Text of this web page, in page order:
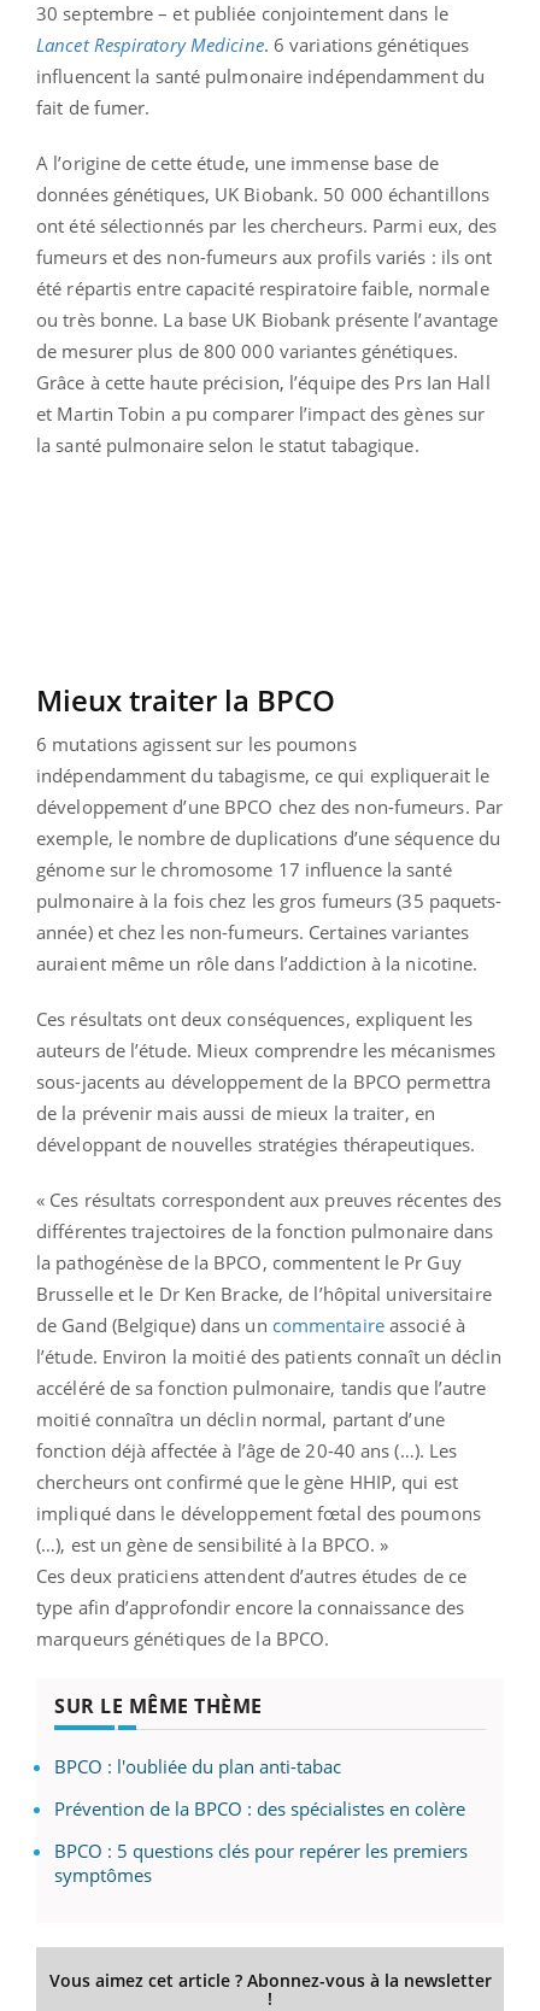
30 septembre – et publiée conjointement dans le
Lancet Respiratory Medicine. 6 variations génétiques
influencent la santé pulmonaire indépendamment du
fait de fumer.
A l’origine de cette étude, une immense base de
données génétiques, UK Biobank. 50 000 échantillons
ont été sélectionnés par les chercheurs. Parmi eux, des
fumeurs et des non-fumeurs aux profils variés : ils ont
été répartis entre capacité respiratoire faible, normale
ou très bonne. La base UK Biobank présente l’avantage
de mesurer plus de 800 000 variantes génétiques.
Grâce à cette haute précision, l’équipe des Prs Ian Hall
et Martin Tobin a pu comparer l’impact des gènes sur
la santé pulmonaire selon le statut tabagique.
Mieux traiter la BPCO
6 mutations agissent sur les poumons
indépendamment du tabagisme, ce qui expliquerait le
développement d’une BPCO chez des non-fumeurs. Par
exemple, le nombre de duplications d’une séquence du
génome sur le chromosome 17 influence la santé
pulmonaire à la fois chez les gros fumeurs (35 paquets-
année) et chez les non-fumeurs. Certaines variantes
auraient même un rôle dans l’addiction à la nicotine.
Ces résultats ont deux conséquences, expliquent les
auteurs de l’étude. Mieux comprendre les mécanismes
sous-jacents au développement de la BPCO permettra
de la prévenir mais aussi de mieux la traiter, en
développant de nouvelles stratégies thérapeutiques.
« Ces résultats correspondent aux preuves récentes des
différentes trajectoires de la fonction pulmonaire dans
la pathogénèse de la BPCO, commentent le Pr Guy
Brusselle et le Dr Ken Bracke, de l’hôpital universitaire
de Gand (Belgique) dans un commentaireassocié à
l’étude. Environ la moitié des patients connaît un déclin
accéléré de sa fonction pulmonaire, tandis que l’autre
moitié connaîtra un déclin normal, partant d’une
fonction déjà affectée à l’âge de 20-40 ans (…). Les
chercheurs ont confirmé que le gène HHIP, qui est
impliqué dans le développement fœtal des poumons
(…), est un gène de sensibilité à la BPCO. »
Ces deux praticiens attendent d’autres études de ce
type afin d’approfondir encore la connaissance des
marqueurs génétiques de la BPCO.
SUR LE MÊME THÈME
BPCO : l'oubliée du plan anti-tabac
Prévention de la BPCO : des spécialistes en colère
BPCO : 5 questions clés pour repérer les premiers
symptômes
Vous aimez cet article ? Abonnez-vous à la newsletter
!